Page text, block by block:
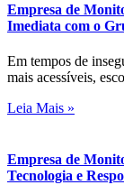
Empresa de
Imediata com o
Em tempos de
mais acessíveis,
Leia Mais »
Empresa de
Tecnologia e